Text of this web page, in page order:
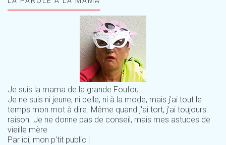
Je suis la mama de la grande Foufou.
Je ne suis ni jeune, ni belle, ni à la mode, mais j'ai tout le
temps mon mot à dire. Même quand j'ai tort, j'ai toujours
raison. Je ne donne pas de conseil, mais mes astuces de
vieille mère
Par ici, mon p'tit public !